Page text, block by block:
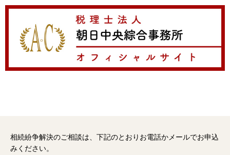
相続紛争解決のご相談は、下記のとおりお電話かメールでお申込
みください。